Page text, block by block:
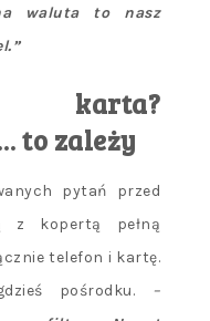
waluta to nasz
karta?
to zależy
pytań przed
z kopertą pełną
telefon i kartę.
pośrodku.
–